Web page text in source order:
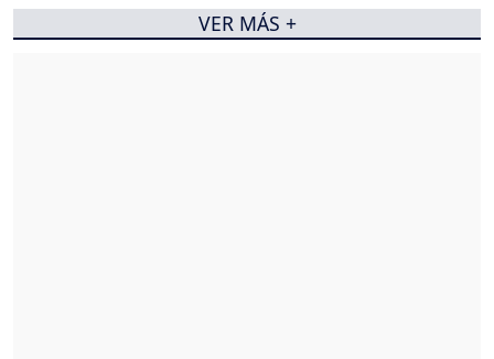
VER MÁS +